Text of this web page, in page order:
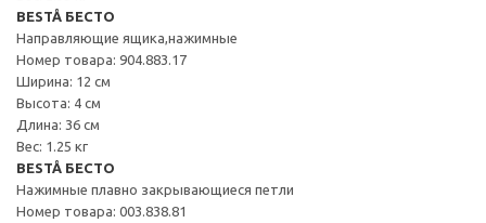
BESTÅ БЕСТО
Направляющие ящика,нажимные
Номер товара: 904.883.17
Ширина: 12 см
Высота: 4 см
Длина: 36 см
Вес: 1.25 кг
BESTÅ БЕСТО
Нажимные плавно закрывающиеся петли
Номер товара: 003.838.81